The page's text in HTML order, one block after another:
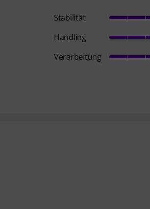
Stabilität
Handling
Verarbeitung